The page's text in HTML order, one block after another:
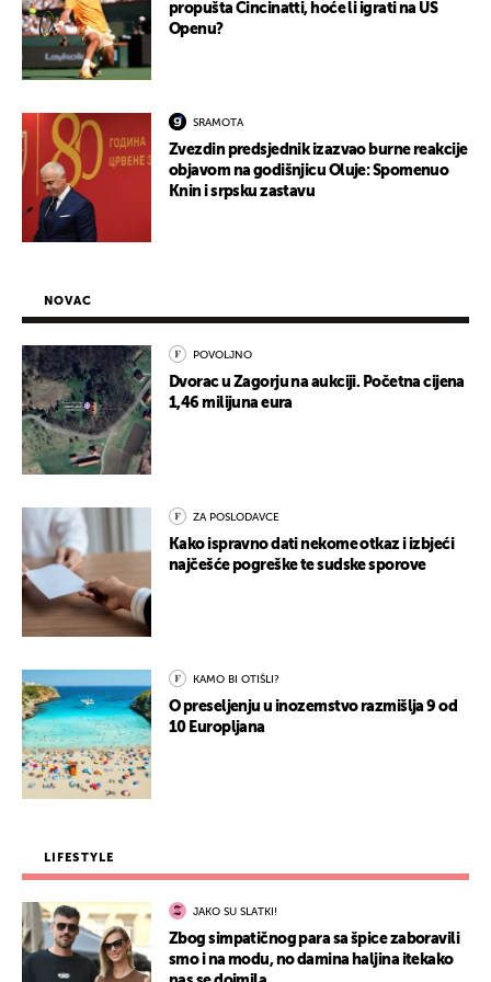
propušta Cincinatti, hoće li igrati na US
Openu?
SRAMOTA
Zvezdin predsjednik izazvao burne reakcije
objavom na godišnjicu Oluje: Spomenuo
Knin i srpsku zastavu
NOVAC
POVOLJNO
Dvorac u Zagorju na aukciji. Početna cijena
1,46 milijuna eura
ZA POSLODAVCE
Kako ispravno dati nekome otkaz i izbjeći
najčešće pogreške te sudske sporove
KAMO BI OTIŠLI?
O preseljenju u inozemstvo razmišlja 9 od
10 Europljana
LIFESTYLE
JAKO SU SLATKI!
Zbog simpatičnog para sa špice zaboravili
smo i na modu, no damina haljina itekako